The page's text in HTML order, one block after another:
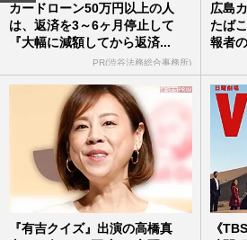
カードローン50万円以上の人
は、返済を3～6ヶ月停止して
『大幅に減額してから返済...
PR(渋谷法務総合事務所)
広島
たば
報者
『有吉クイズ』出演の高橋真
《